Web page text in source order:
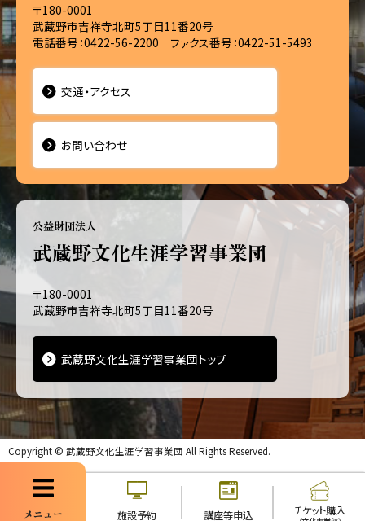
メニュー 施設予約 講座等申込 チケット購入
〒180-0001
武蔵野市吉祥寺北町5丁目11番20号
電話番号：0422-56-2200 ファクス番号：0422-51-5493
交通・アクセス
お問い合わせ
公益財団法人
武蔵野文化生涯学習事業団
〒180-0001
武蔵野市吉祥寺北町5丁目11番20号
武蔵野文化生涯学習事業団トップ
Copyright © 武蔵野文化生涯学習事業団 All Rights Reserved.